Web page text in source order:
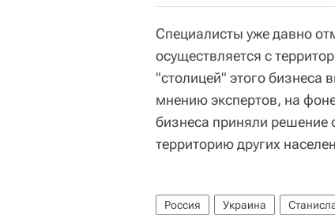
Специалисты уже давно
осуществляется с
"столицей" этого бизнеса
мнению экспертов, на
бизнеса приняли решение
территорию других
Россия Украина